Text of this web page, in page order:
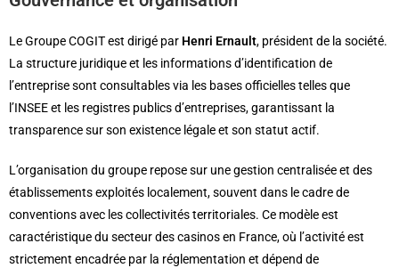
Le Groupe COGIT est dirigé par Henri Ernault, président de la société.
La structure juridique et les informations d’identification de
l’entreprise sont consultables via les bases officielles telles que
l’INSEE et les registres publics d’entreprises, garantissant la
transparence sur son existence légale et son statut actif.
L’organisation du groupe repose sur une gestion centralisée et des
établissements exploités localement, souvent dans le cadre de
conventions avec les collectivités territoriales. Ce modèle est
caractéristique du secteur des casinos en France, où l’activité est
strictement encadrée par la réglementation et dépend de